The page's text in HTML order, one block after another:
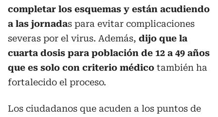
completar los esquemas y están acudiendo
a las jornadas para evitar complicaciones
severas por el virus. Además, dijo que la
cuarta dosis para población de 12 a 49 años
que es solo con criterio médico también ha
fortalecido el proceso.
Los ciudadanos que acuden a los puntos de